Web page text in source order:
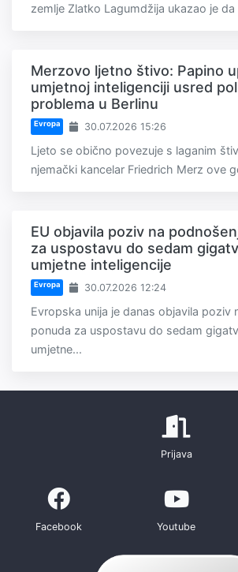
zemlje Zlatko Lagumdžija ukazao je da
Merzovo ljetno štivo: Papino
umjetnoj inteligenciji usred
problema u Berlinu
Evropa 30.07.2026 15:26
Ljeto se obično povezuje s laganim
njemački kancelar Friedrich Merz ove
EU objavila poziv na
za uspostavu do sedam
umjetne inteligencije
Evropa 30.07.2026 12:24
Evropska unija je danas objavila poziv
ponuda za uspostavu do sedam
umjetne...
Prijava
Facebook Youtube